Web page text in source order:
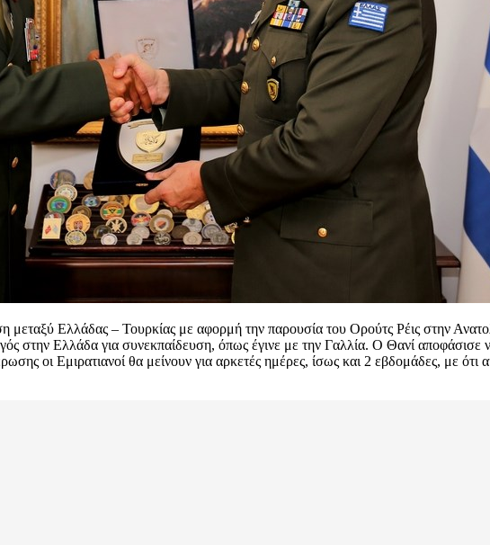
μεταξύ Ελλάδας – Τουρκίας με αφορμή την παρουσία του Ορούτς Ρέις στην
στην Ελλάδα για συνεκπαίδευση, όπως έγινε με την Γαλλία. Ο Θανί
οι Εμιρατιανοί θα μείνουν για αρκετές ημέρες, ίσως και 2 εβδομάδες, με